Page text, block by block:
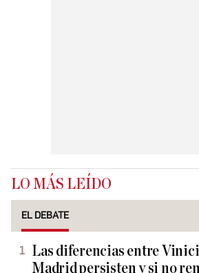
LO MÁS LEÍDO
EL DEBATE
Las diferencias entre
Madrid persisten y si no